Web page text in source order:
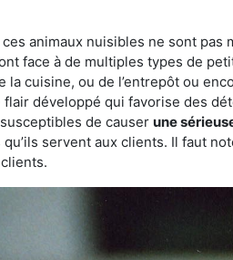
animaux nuisibles ne sont
face à de multiples types de
la cuisine, ou de l’entrepôt ou
développé qui favorise des
de causer une
servent aux clients. Il faut